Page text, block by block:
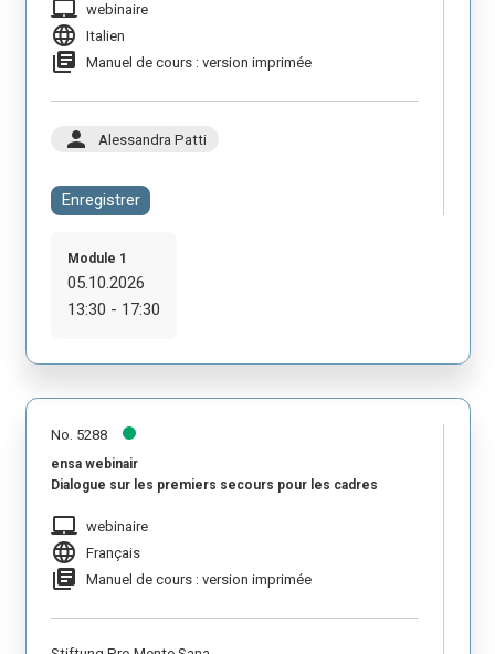
laptop_mac webinaire
language Italien
library_books Manuel de cours : version imprimée
person Alessandra Patti
Enregistrer
Module 1
05.10.2026
13:30 - 17:30
No. 5288
ensa webinair
Dialogue sur les premiers secours pour les cadres
laptop_mac webinaire
language Français
library_books Manuel de cours : version imprimée